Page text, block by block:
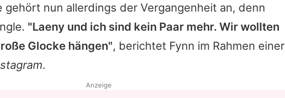
gehört nun allerdings der Vergangenheit an, denn
"Laeny und ich sind kein Paar mehr. Wir wollten
Glocke hängen", berichtet Fynn im Rahmen einer
.
Anzeige